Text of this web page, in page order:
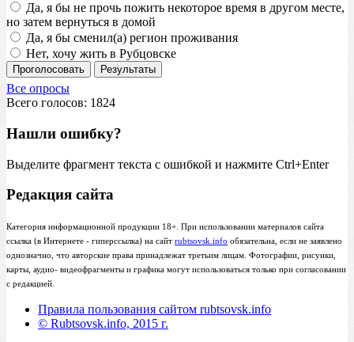
Да, я бы не прочь пожить некоторое время в другом месте,
но затем вернуться в домой
Да, я бы сменил(а) регион проживания
Нет, хочу жить в Рубцовске
Проголосовать Результаты
Все опросы
Всего голосов: 1824
Нашли ошибку?
Выделите фрагмент текста с ошибкой и нажмите Ctrl+Enter
Редакция сайта
Категория информационной продукции 18+. При использовании материалов сайта
ссылка (в Интернете - гиперссылка) на сайт rubtsovsk.info обязательна, если не заявлено
однозначно, что авторские права принадлежат третьим лицам. Фотографии, рисунки,
карты, аудио- видеофрагменты и графика могут использоваться только при согласовании
с редакцией.
Правила пользования сайтом rubtsovsk.info
© Rubtsovsk.info, 2015 г.